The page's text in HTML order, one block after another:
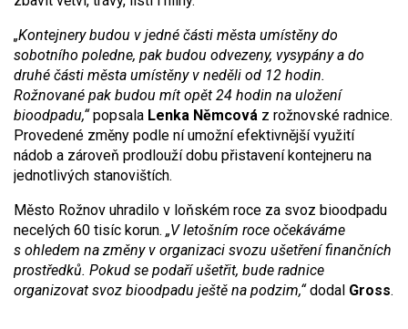
„Kontejnery budou v jedné části města umístěny do
sobotního poledne, pak budou odvezeny, vysypány a do
druhé části města umístěny v neděli od 12 hodin.
Rožnované pak budou mít opět 24 hodin na uložení
bioodpadu,“popsala Lenka Němcová z rožnovské radnice.
Provedené změny podle ní umožní efektivnější využití
nádob a zároveň prodlouží dobu přistavení kontejneru na
jednotlivých stanovištích.
Město Rožnov uhradilo v loňském roce za svoz bioodpadu
necelých 60 tisíc korun. „V letošním roce očekáváme
s ohledem na změny v organizaci svozu ušetření finančních
prostředků. Pokud se podaří ušetřit, bude radnice
organizovat svoz bioodpadu ještě na podzim,“dodal Gross.